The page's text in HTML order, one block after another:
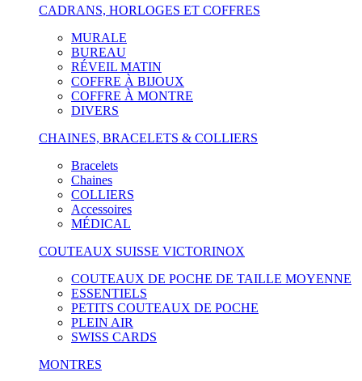
CADRANS, HORLOGES ET COFFRES
MURALE
BUREAU
RÉVEIL MATIN
COFFRE À BIJOUX
COFFRE À MONTRE
DIVERS
CHAINES, BRACELETS & COLLIERS
Bracelets
Chaines
COLLIERS
Accessoires
MÉDICAL
COUTEAUX SUISSE VICTORINOX
COUTEAUX DE POCHE DE TAILLE MOYENNE
ESSENTIELS
PETITS COUTEAUX DE POCHE
PLEIN AIR
SWISS CARDS
MONTRES